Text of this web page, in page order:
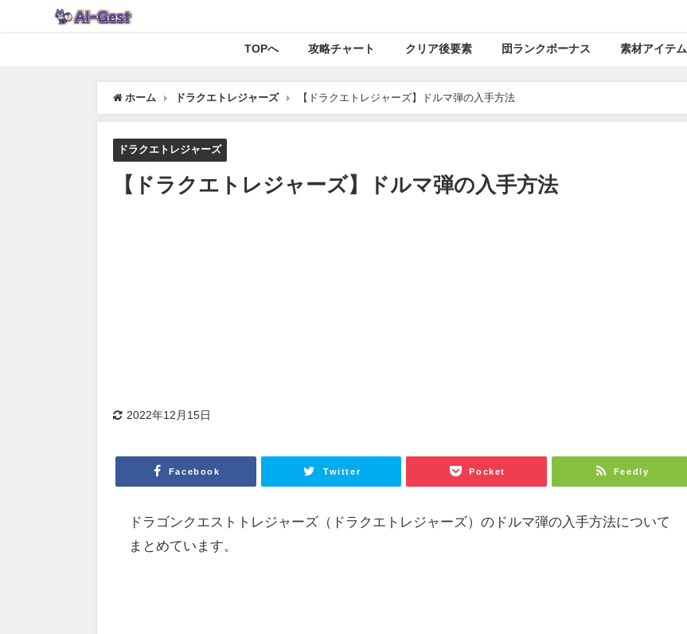
TOPへ 攻略チャート クリア後要素 団ランクボーナス 素材アイテム
ホーム ドラクエトレジャーズ 【ドラクエトレジャーズ】ドルマ弾の入手方法
ドラクエトレジャーズ
【ドラクエトレジャーズ】ドルマ弾の入手方法
2022年12月15日
Facebook Twitter Pocket Feedly
ドラゴンクエストトレジャーズ（ドラクエトレジャーズ）のドルマ弾の入手方法について
まとめています。